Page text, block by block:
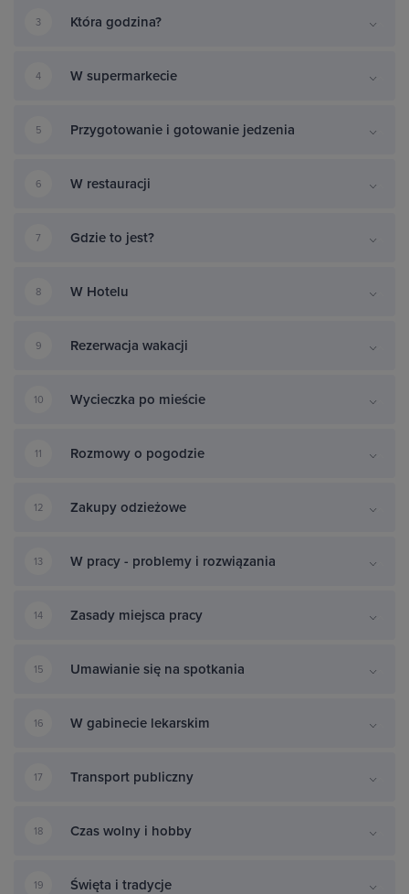
3 Która godzina?
4 W supermarkecie
5 Przygotowanie i gotowanie jedzenia
6 W restauracji
7 Gdzie to jest?
8 W Hotelu
9 Rezerwacja wakacji
10 Wycieczka po mieście
11 Rozmowy o pogodzie
12 Zakupy odzieżowe
13 W pracy - problemy i rozwiązania
14 Zasady miejsca pracy
15 Umawianie się na spotkania
16 W gabinecie lekarskim
17 Transport publiczny
18 Czas wolny i hobby
19 Święta i tradycje